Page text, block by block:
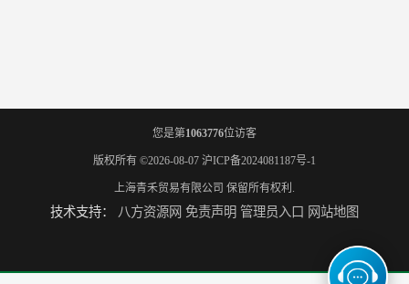
您是第1063776位访客
版权所有 ©2026-08-07 沪ICP备2024081187号-1
上海青禾贸易有限公司 保留所有权利.
技术支持： 八方资源网 免责声明 管理员入口 网站地图